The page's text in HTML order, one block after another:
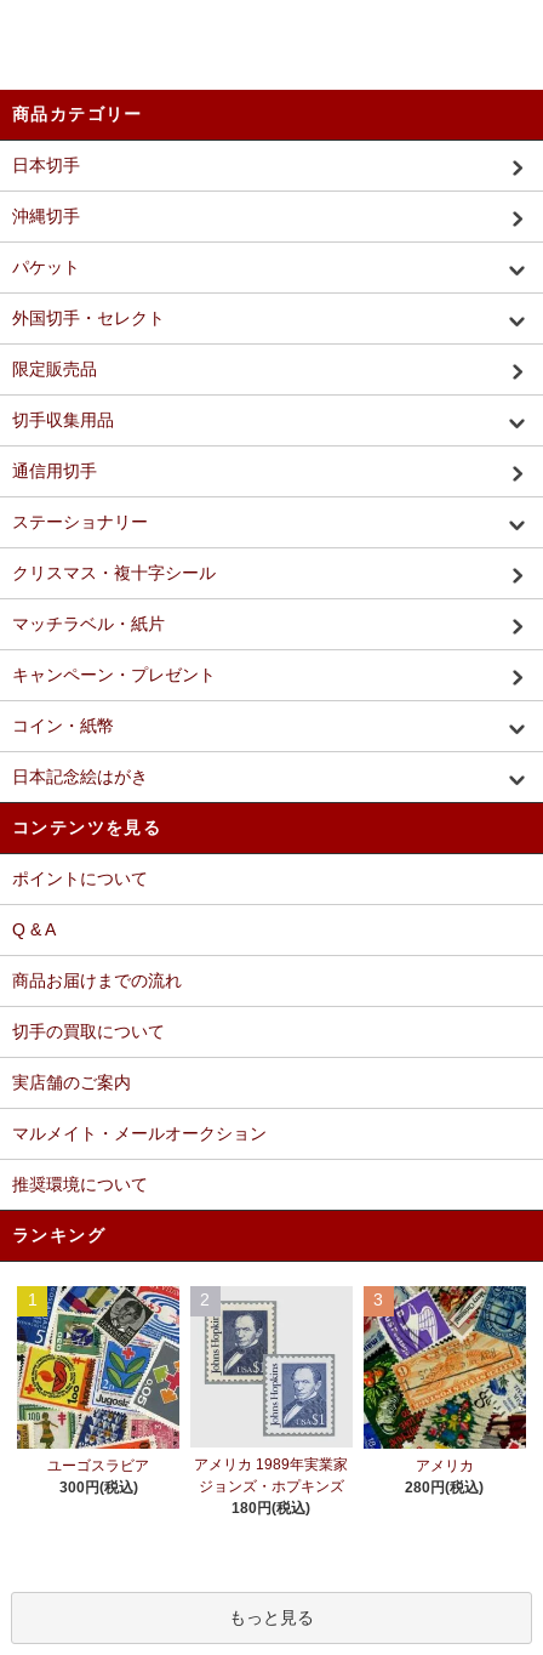
商品カテゴリー
日本切手
沖縄切手
パケット
外国切手・セレクト
限定販売品
切手収集用品
通信用切手
ステーショナリー
クリスマス・複十字シール
マッチラベル・紙片
キャンペーン・プレゼント
コイン・紙幣
日本記念絵はがき
コンテンツを見る
ポイントについて
Q & A
商品お届けまでの流れ
切手の買取について
実店舗のご案内
マルメイト・メールオークション
推奨環境について
ランキング
1
ユーゴスラビア
300円(税込)
2
アメリカ 1989年実業家
ジョンズ・ホプキンズ
180円(税込)
3
アメリカ
280円(税込)
もっと見る